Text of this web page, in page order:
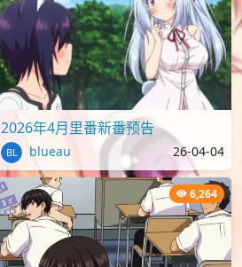
2026年4月里番新番预告
blueau 26-04-04
6,264